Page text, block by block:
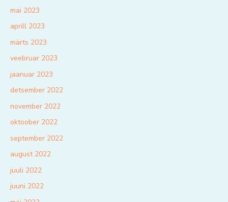
mai 2023
aprill 2023
märts 2023
veebruar 2023
jaanuar 2023
detsember 2022
november 2022
oktoober 2022
september 2022
august 2022
juuli 2022
juuni 2022